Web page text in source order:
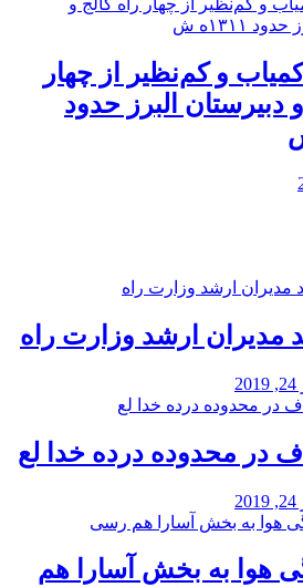
و کم‌نظیر از چهار
دبيرستان البرز حدود
مدیران ارشد وزارت راه
در محدوده درده خدا لع
هوا به بخش آسارا هم